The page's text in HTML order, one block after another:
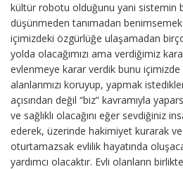
kültür robotu olduğunu yani sistemin
düşünmeden tanımadan
içimizdeki özgürlüğe ulaşamadan
yolda olacağımızı ama verdiğimiz
evlenmeye karar verdik bunu
alanlarımızı koruyup, yapmak
açısından değil “biz” kavramıyla
ve sağlıklı olacağını eğer sevdiğiniz
ederek, üzerinde hakimiyet kurarak
oturtamazsak evlilik hayatında
yardımcı olacaktır. Evli olanların